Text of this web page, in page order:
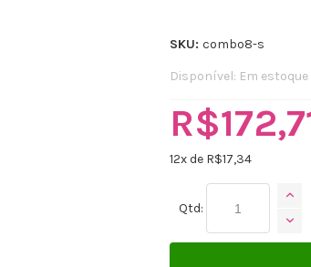
SKU:combo8-s
Disponível: Em estoque
12x de R$17,34
Qtd: